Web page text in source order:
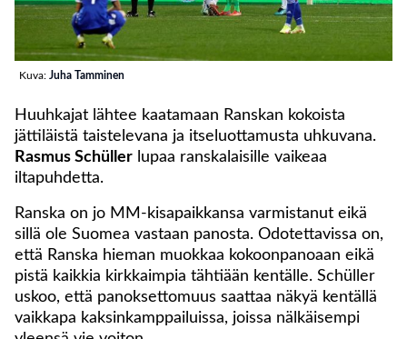
Kuva: Juha Tamminen
Huuhkajat lähtee kaatamaan Ranskan kokoista
jättiläistä taistelevana ja itseluottamusta uhkuvana.
Rasmus Schüller lupaa ranskalaisille vaikeaa
iltapuhdetta.
Ranska on jo MM-kisapaikkansa varmistanut eikä
sillä ole Suomea vastaan panosta. Odotettavissa on,
että Ranska hieman muokkaa kokoonpanoaan eikä
pistä kaikkia kirkkaimpia tähtiään kentälle. Schüller
uskoo, että panoksettomuus saattaa näkyä kentällä
vaikkapa kaksinkamppailuissa, joissa nälkäisempi